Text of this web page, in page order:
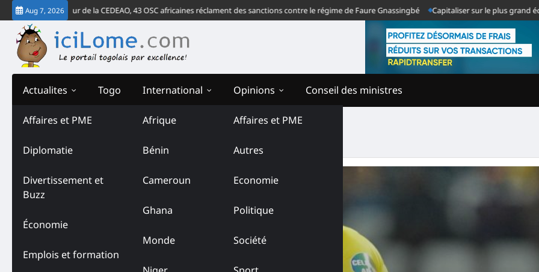
Skip
to
content
Aug 7, 2026
de la Cour de la CEDEAO, 43 OSC africaines réclament des sanctions contre le régime de Faure Gnassingbé Capitaliser sur le plus grand échec
Actualites
Affaires et PME
Diplomatie
Divertissement et
Buzz
Économie
Emplois et formation
Togo International
Afrique
Bénin
Cameroun
Ghana
Monde
Opinions
Affaires et PME
Autres
Economie
Politique
Société
Conseil des ministres
Tag:Emmanuel Sheyi Adebayor